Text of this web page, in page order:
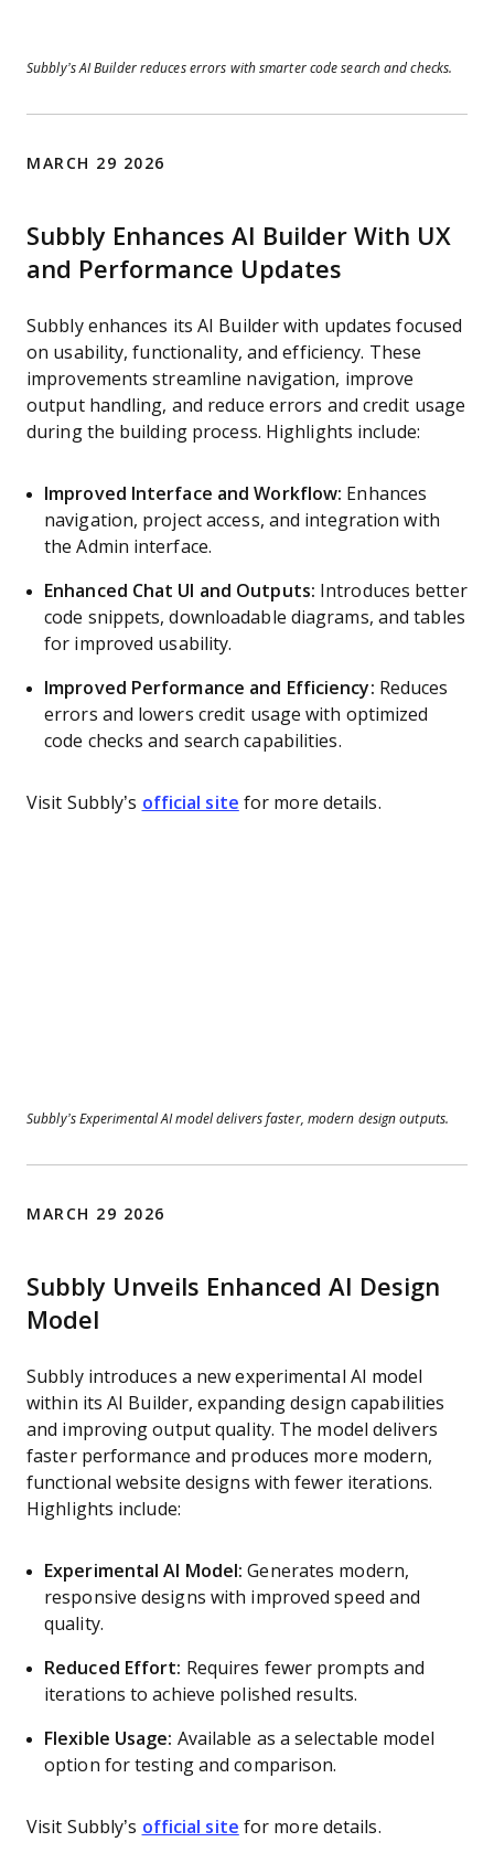
Subbly’s AI Builder reduces errors with smarter code search and checks.
MARCH 29 2026
Subbly Enhances AI Builder With UX
and Performance Updates
Subbly enhances its AI Builder with updates focused
on usability, functionality, and efficiency. These
improvements streamline navigation, improve
output handling, and reduce errors and credit usage
during the building process. Highlights include:
Improved Interface and Workflow: Enhances
navigation, project access, and integration with
the Admin interface.
Enhanced Chat UI and Outputs: Introduces better
code snippets, downloadable diagrams, and tables
for improved usability.
Improved Performance and Efficiency: Reduces
errors and lowers credit usage with optimized
code checks and search capabilities.
Visit Subbly’s official site for more details.
Subbly’s Experimental AI model delivers faster, modern design outputs.
MARCH 29 2026
Subbly Unveils Enhanced AI Design
Model
Subbly introduces a new experimental AI model
within its AI Builder, expanding design capabilities
and improving output quality. The model delivers
faster performance and produces more modern,
functional website designs with fewer iterations.
Highlights include:
Experimental AI Model: Generates modern,
responsive designs with improved speed and
quality.
Reduced Effort: Requires fewer prompts and
iterations to achieve polished results.
Flexible Usage: Available as a selectable model
option for testing and comparison.
Visit Subbly’s official site for more details.